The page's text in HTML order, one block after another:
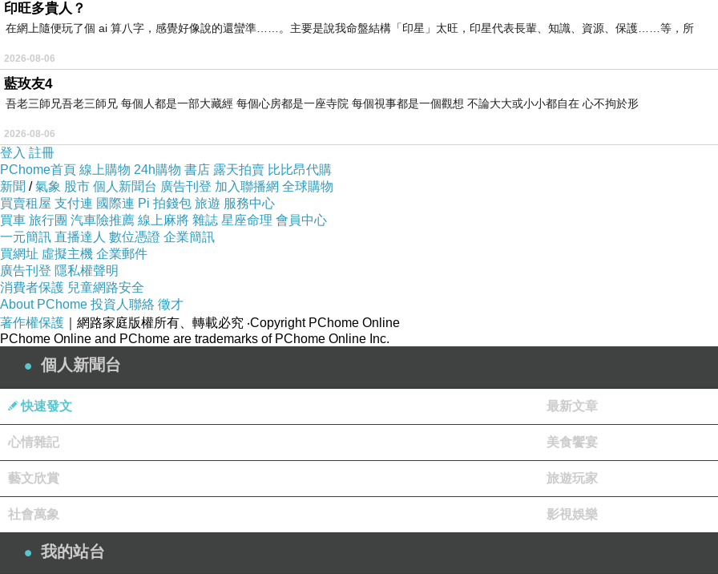
下一篇： 想的我頭髮都白了……
印旺多貴人？
在網上隨便玩了個 ai 算八字，感覺好像說的還蠻準……。主要是說我命盤結構「印星」太旺，印星代表長輩、知識、資源、保護……等，所
2026-08-06
藍玫友4
吾老三師兄吾老三師兄 每個人都是一部大藏經 每個心房都是一座寺院 每個視事都是一個觀想 不論大大或小小都自在 心不拘於形
2026-08-06
登入 註冊
PChome首頁 線上購物 24h購物 書店 露天拍賣 比比昂代購
新聞 /氣象 股市 個人新聞台 廣告刊登 加入聯播網 全球購物
買賣租屋 支付連 國際連 Pi 拍錢包 旅遊 服務中心
買車 旅行團 汽車險推薦 線上麻將 雜誌 星座命理 會員中心
一元簡訊 直播達人 數位憑證 企業簡訊
買網址 虛擬主機 企業郵件
廣告刊登 隱私權聲明
消費者保護 兒童網路安全
About PChome 投資人聯絡 徵才
著作權保護 ｜網路家庭版權所有、轉載必究 ‧Copyright PChome Online
PChome Online and PChome are trademarks of PChome Online Inc.
個人新聞台
快速發文 最新文章
心情雜記 美食饗宴
藝文欣賞 旅遊玩家
社會萬象 影視娛樂
我的站台